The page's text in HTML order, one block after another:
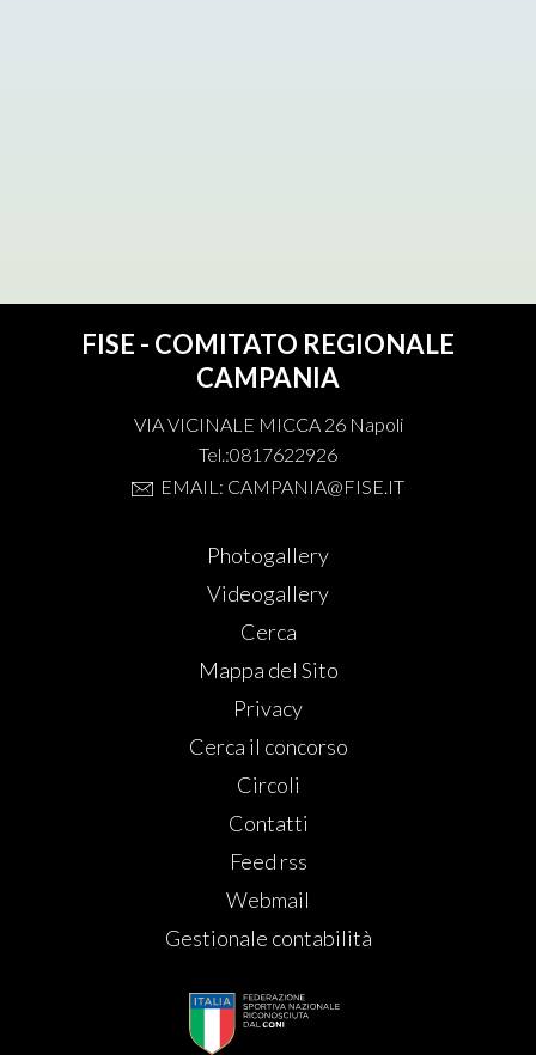
FISE - COMITATO REGIONALE
CAMPANIA
VIA VICINALE MICCA 26 Napoli
Tel.:0817622926
EMAIL: CAMPANIA@FISE.IT
Photogallery
Videogallery
Cerca
Mappa del Sito
Privacy
Cerca il concorso
Circoli
Contatti
Feed rss
Webmail
Gestionale contabilità